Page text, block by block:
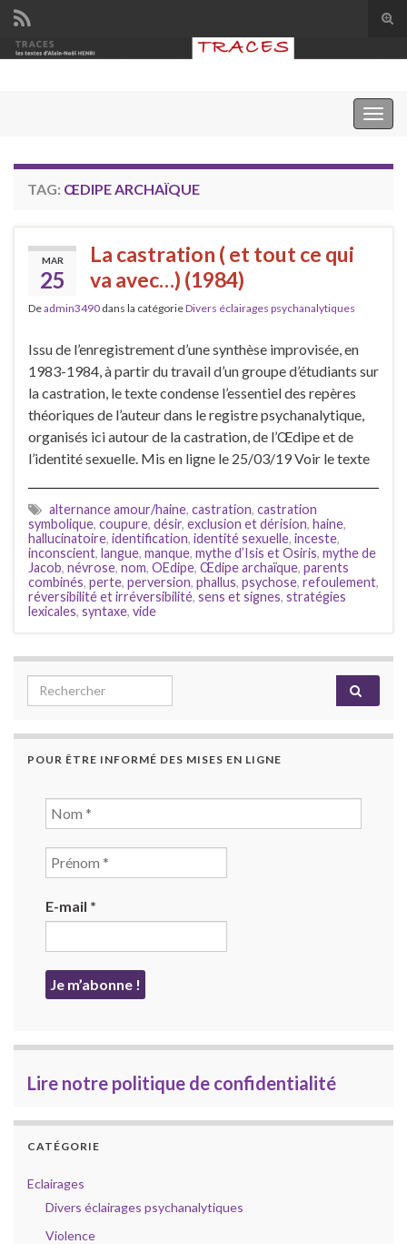
Search for:
TAG: ŒDIPE ARCHAÏQUE
MAR
25
La castration ( et tout ce qui
va avec…) (1984)
Deadmin3490 dans la catégorieDivers éclairages psychanalytiques
Issu de l’enregistrement d’une synthèse improvisée, en
1983-1984, à partir du travail d’un groupe d’étudiants sur
la castration, le texte condense l’essentiel des repères
théoriques de l’auteur dans le registre psychanalytique,
organisés ici autour de la castration, de l’Œdipe et de
l’identité sexuelle. Mis en ligne le 25/03/19 Voir le texte
alternance amour/haine, castration, castration
symbolique, coupure, désir, exclusion et dérision, haine,
hallucinatoire, identification, identité sexuelle, inceste,
inconscient, langue, manque, mythe d’Isis et Osiris, mythe de
Jacob, névrose, nom, OEdipe, Œdipe archaïque, parents
combinés, perte, perversion, phallus, psychose, refoulement,
réversibilité et irréversibilité, sens et signes, stratégies
lexicales, syntaxe, vide
Search for:
POUR ÊTRE INFORMÉ DES MISES EN LIGNE
E-mail *
Lire notre politique de confidentialité
CATÉGORIE
Eclairages
Divers éclairages psychanalytiques
Violence